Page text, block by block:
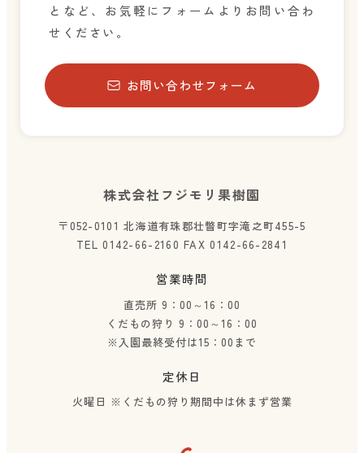
となど、お気軽にフォームよりお問い合わ
せください。
お問い合わせフォーム
株式会社フジモリ果樹園
〒052-0101 北海道有珠郡壮瞥町字滝之町455-5
TEL 0142-66-2160 FAX 0142-66-2841
営業時間
直売所 9：00～16：00
くだもの狩り 9：00～16：00
※入園最終受付は15：00まで
定休日
火曜日 ※くだもの狩り期間中は休まず営業